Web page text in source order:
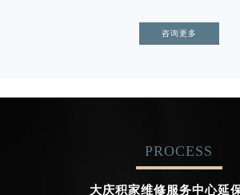
辛迪·
资深积家

咨询更多
PROCESS
大庆积家维修服务中心延